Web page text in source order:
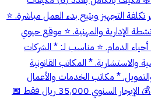
التجهيز ويتيح بدء العمل مباشرة. ⭐
الإدارية والمهنية. ⭐ موقع حيوي
الدمام. ⭐ مناسب لـ: * الشركات
* المكاتب القانونية
* مكاتب الخدمات والأعمال
الإدارية. ⚡ عداد كهرباء مستقل. 💰 الإيجار السنوي 35,000 ريال فقط 📅